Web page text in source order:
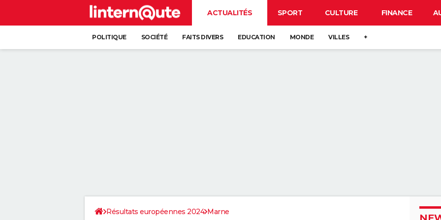
ACTUALITÉS SPORT CULTURE FINANCE
POLITIQUE SOCIÉTÉ FAITS DIVERS EDUCATION MONDE VILLES +
Résultats européennes 2024 Marne